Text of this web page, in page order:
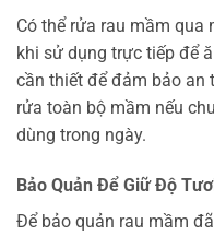
Có thể rửa rau mầm
khi sử dụng trực tiếp để
cần thiết để đảm bảo an
rửa toàn bộ mầm nếu
dùng trong ngày.
Bảo Quản Để Giữ Độ
Để bảo quản rau mầm